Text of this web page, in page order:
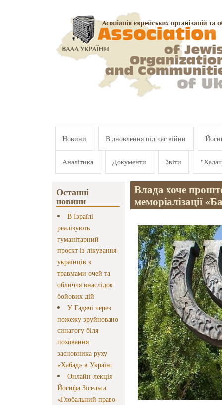
Новини Відновлення під час війни
Аналітика Документи Звіти
Останні
новини
В Ізраїлі
реалізують
гуманітарний
проєкт із лікування
українців з
травмами очей та
обличчя внаслідок
бойових дій
У Гадячі через
пожежу зруйновано
синагогу біля
поховання
засновника руху
«Хабад» в Україні
Онлайн-лекція
Йосифа Зісельса
«Глобальний право-
Влада хоче
меморіалізації